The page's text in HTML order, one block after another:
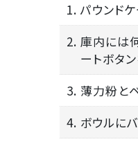
1. パウンド
2. 庫内には
ートボタ
3. 薄力粉と
4. ボウルに